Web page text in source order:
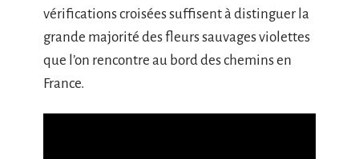
vérifications croisées suffisent à distinguer la
grande majorité des fleurs sauvages violettes
que l’on rencontre au bord des chemins en
France.